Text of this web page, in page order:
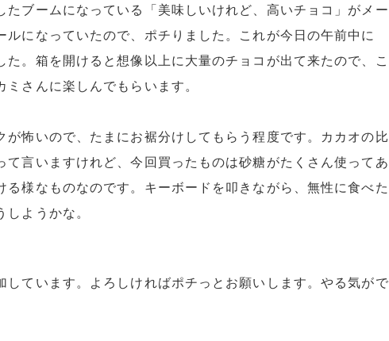
たブームになっている「美味しいけれど、高いチョコ」がメー
ルになっていたので、ポチりました。これが今日の午前中に
た。箱を開けると想像以上に大量のチョコが出て来たので、こ
さんに楽しんでもらいます。
が怖いので、たまにお裾分けしてもらう程度です。カカオの比
て言いますけれど、今回買ったものは砂糖がたくさん使ってあ
る様なものなのです。キーボードを叩きながら、無性に食べた
しようかな。
しています。よろしければポチっとお願いします。やる気がで